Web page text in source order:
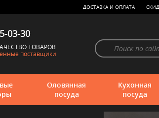
ДОСТАВКА И ОПЛАТА
03-30
ТОВАРОВ
поставщики
Оловянная
посуда
Кухонная
посуда